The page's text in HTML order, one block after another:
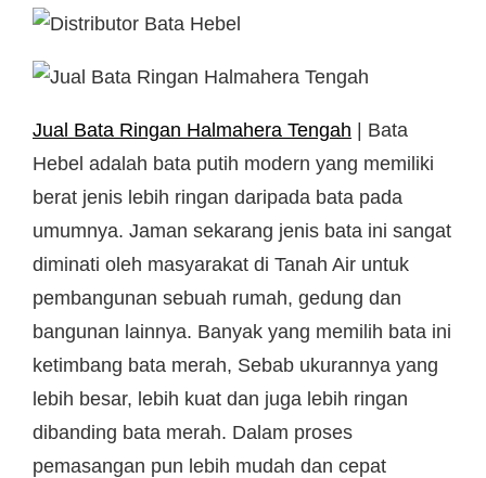
Jual Bata Ringan Halmahera Tengah | Bata
Hebel adalah bata putih modern yang memiliki
berat jenis lebih ringan daripada bata pada
umumnya. Jaman sekarang jenis bata ini sangat
diminati oleh masyarakat di Tanah Air untuk
pembangunan sebuah rumah, gedung dan
bangunan lainnya. Banyak yang memilih bata ini
ketimbang bata merah, Sebab ukurannya yang
lebih besar, lebih kuat dan juga lebih ringan
dibanding bata merah. Dalam proses
pemasangan pun lebih mudah dan cepat